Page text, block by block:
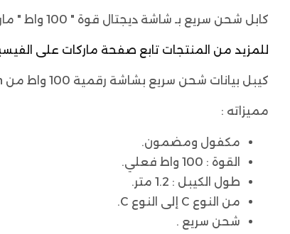
كابل شحن سريع بـ شاشة ديجتال قوة " 100 واط " ماركة JOYROOM، يتميز بتصميمه الفريد والمميز بـ شاشة رقمية حديثة وبقوة عالية.
للمزيد من المنتجات تابع صفحة ماركات على
كيبل بيانات شحن سريع بشاشة رقمية 100 واط من Joyroom بطول 1.2 متر من النوع C إلى النوع C
مميزاته :
مكفول ومضمون.
القوة : 100 واط فعلي.
طول الكيبل : 1.2 متر.
من النوع C إلى النوع C.
شحن سريع .